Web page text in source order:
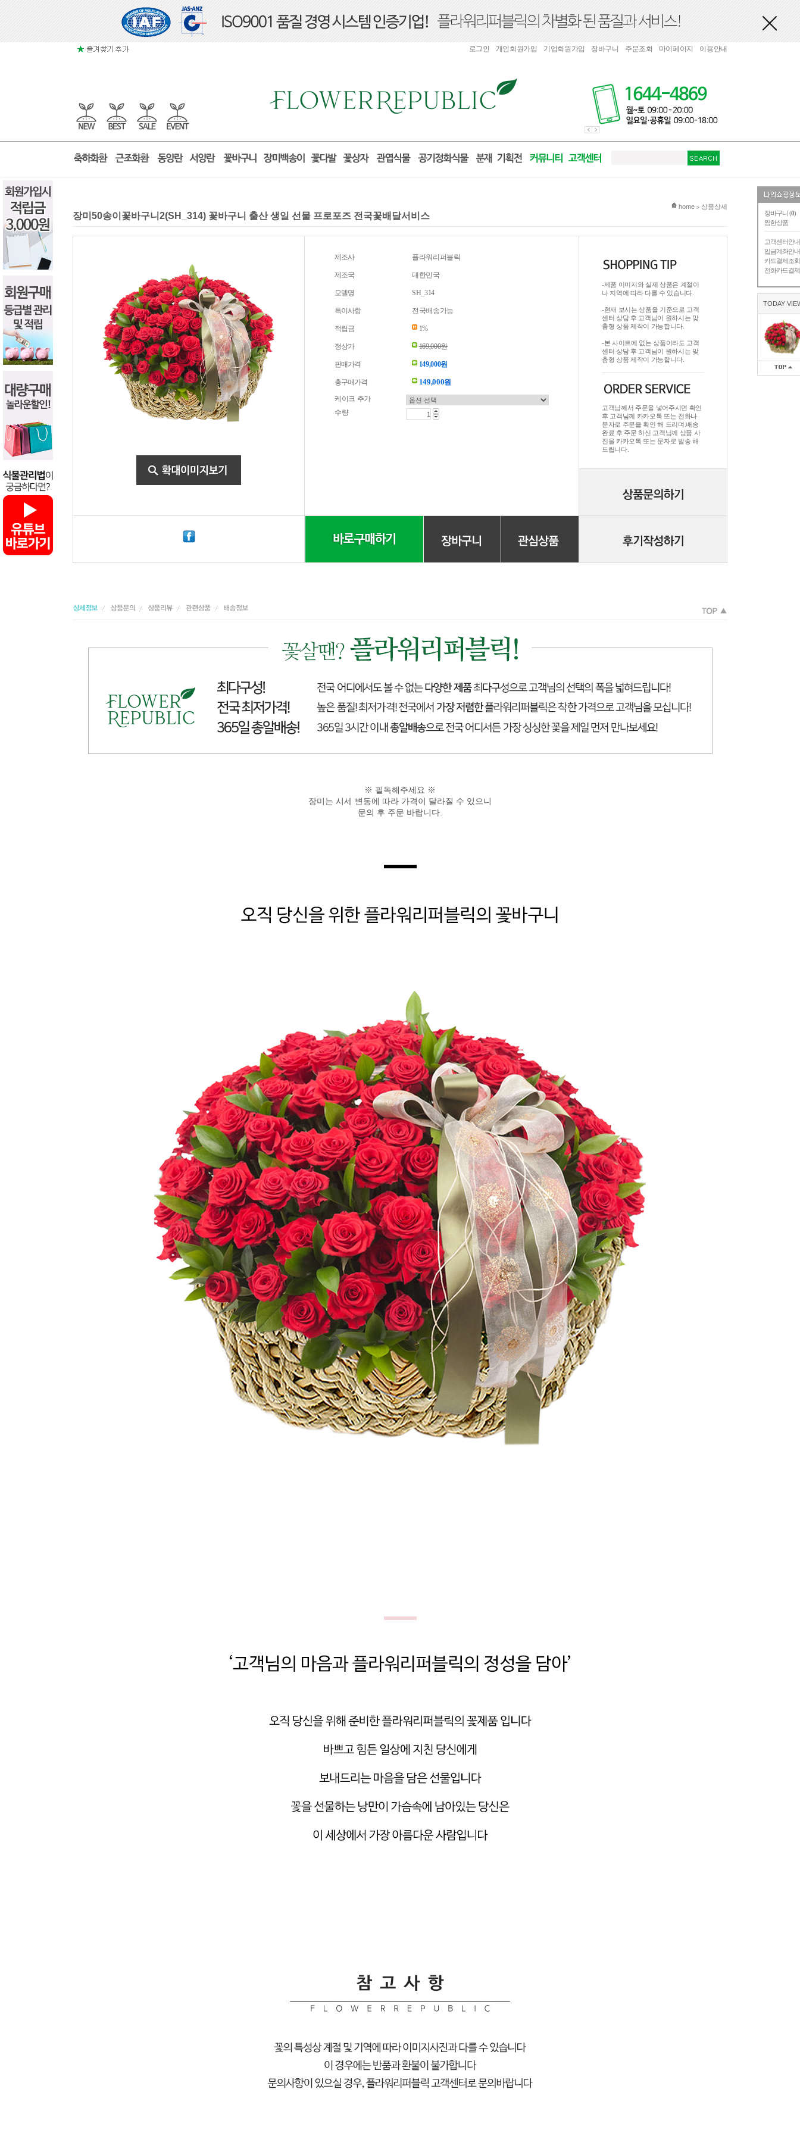
장바구니 (0)
찜한상품
고객센터안내
입금계좌안내
카드결제조회
전화카드결제
TODAY
로그인 개인회원가입 기업회원가입 장바구니 주문조회 마이페이지 이용안내
현재 위치
home > 상품상세
장미50송이꽃바구니2(SH_314) 꽃바구니 출산 생일 선물 프로포즈 전국꽃배달서비스
제조사 플라워리퍼블릭
제조국 대한민국
모델명 SH_314
특이사항 전국배송가능
적립금 1%
정상가 169,000원
판매가격 149,000원
총구매가격 149,000원
케이크 추가
수량
-제품 이미지와 실제 상품은 계절이
나 지역에 따라 다를 수 있습니다.
-현재 보시는 상품을 기준으로 고객
센터 상담 후 고객님이 원하시는 맞
춤형 상품 제작이 가능합니다.
-본 사이트에 없는 상품이라도 고객
센터 상담 후 고객님이 원하시는 맞
춤형 상품 제작이 가능합니다.
고객님께서 주문을 넣어주시면 확인
후 고객님께 카카오톡 또는 전화나
문자로 주문을 확인 해 드리며.배송
완료 후 주문 하신 고객님께 상품 사
진을 카카오톡 또는 문자로 발송 해
드립니다.
※ 필독해주세요 ※
장미는 시세 변동에 따라 가격이 달라질 수 있으니
문의 후 주문 바랍니다.